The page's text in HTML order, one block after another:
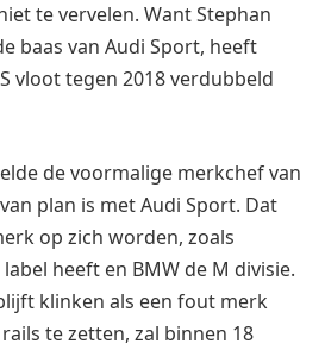
te vervelen. Want Stephan
baas van Audi Sport, heeft
vloot tegen 2018 verdubbeld
de voormalige merkchef van
plan is met Audi Sport. Dat
op zich worden, zoals
heeft en BMW de M divisie.
klinken als een fout merk
te zetten, zal binnen 18